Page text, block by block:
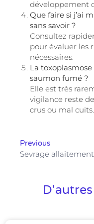
développement
Que faire si j’ai
sans savoir ?
Consultez
pour évaluer les
nécessaires.
La
saumon fumé ?
Elle est très
vigilance reste
crus ou mal cuits.
Previous